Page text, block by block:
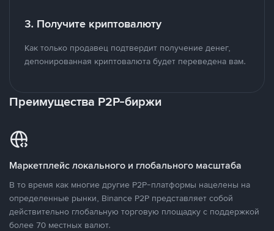
3. Получите криптовалюту
Как только продавец подтвердит получение денег,
депонированная криптовалюта будет переведена вам.
Преимущества P2P-биржи
Маркетплейс локального и глобального масштаба
В то время как многие другие P2P-платформы нацелены на
определенные рынки, Binance P2P представляет собой
действительно глобальную торговую площадку с поддержкой
более 70 местных валют.